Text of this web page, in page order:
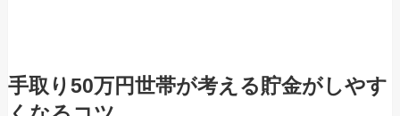
手取り50万円世帯が考える貯金がしやす